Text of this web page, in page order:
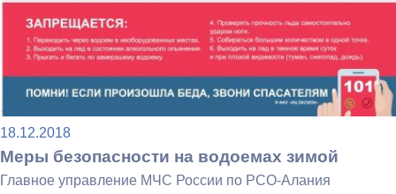
18.12.2018
Меры безопасности на водоемах зимой
Главное управление МЧС России по РСО-Алания